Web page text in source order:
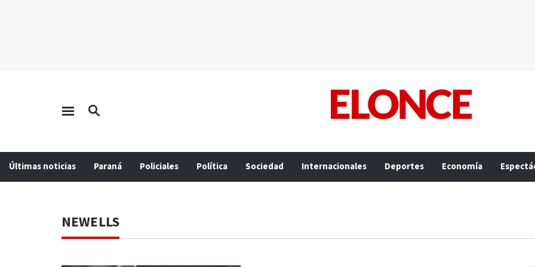
Últimas noticias Paraná Policiales Política Sociedad Internacionales Deportes Economía
NEWELLS